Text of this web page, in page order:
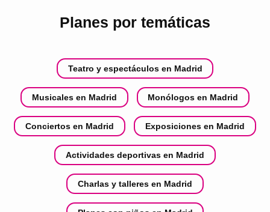
Planes por temáticas
Teatro y espectáculos en Madrid
Musicales en Madrid Monólogos en Madrid
Conciertos en Madrid Exposiciones en Madrid
Actividades deportivas en Madrid
Charlas y talleres en Madrid